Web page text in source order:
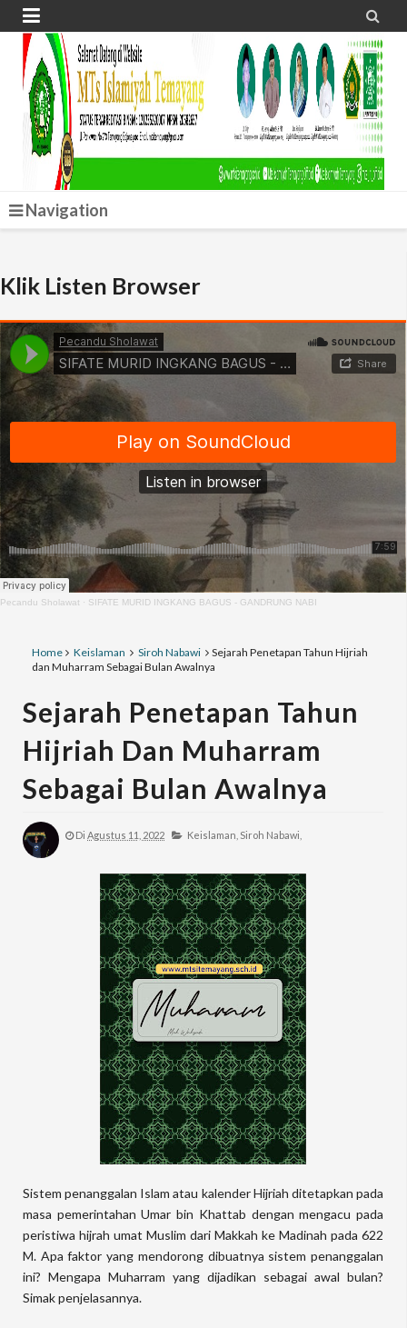
 
Navigation
Klik Listen Browser
Pecandu Sholawat · SIFATE MURID INGKANG BAGUS - GANDRUNG NABI
Home Keislaman Siroh Nabawi
Sejarah Penetapan Tahun Hijriah
dan Muharram Sebagai Bulan Awalnya
Sejarah Penetapan Tahun
Hijriah Dan Muharram
Sebagai Bulan Awalnya
Di Agustus 11, 2022 Keislaman, Siroh Nabawi,
Sistem penanggalan Islam atau kalender Hijriah ditetapkan pada
masa pemerintahan Umar bin Khattab dengan mengacu pada
peristiwa hijrah umat Muslim dari Makkah ke Madinah pada 622
M. Apa faktor yang mendorong dibuatnya sistem penanggalan
ini? Mengapa Muharram yang dijadikan sebagai awal bulan?
Simak penjelasannya.